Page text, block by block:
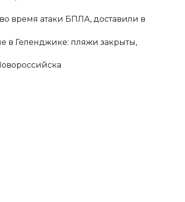
время атаки БПЛА, доставили в
в Геленджике: пляжи закрыты,